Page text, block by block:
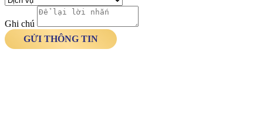
Ghi chú
GỬI THÔNG TIN